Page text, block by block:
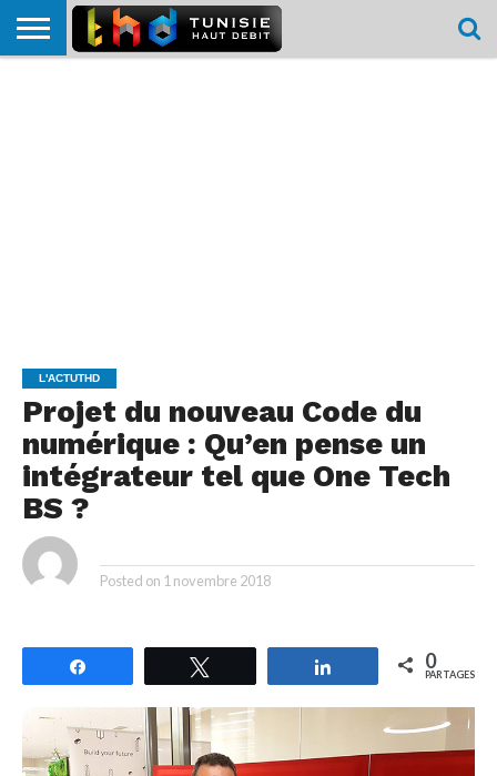
L'ACTUTHD
Projet du nouveau Code du
numérique : Qu’en pense un
intégrateur tel que One Tech
BS ?
Posted on 1 novembre 2018
Partagez 0
PARTAGES